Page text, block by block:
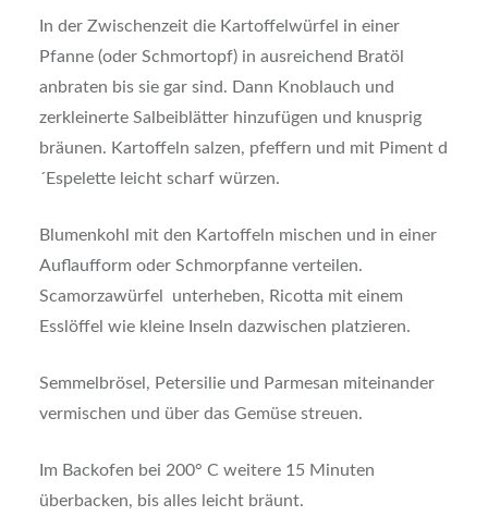
In der Zwischenzeit die Kartoffelwürfel in einer
Pfanne (oder Schmortopf) in ausreichend Bratöl
anbraten bis sie gar sind. Dann Knoblauch und
zerkleinerte Salbeiblätter hinzufügen und knusprig
bräunen. Kartoffeln salzen, pfeffern und mit Piment d
´Espelette leicht scharf würzen.
Blumenkohl mit den Kartoffeln mischen und in einer
Auflaufform oder Schmorpfanne verteilen.
Scamorzawürfel unterheben, Ricotta mit einem
Esslöffel wie kleine Inseln dazwischen platzieren.
Semmelbrösel, Petersilie und Parmesan miteinander
vermischen und über das Gemüse streuen.
Im Backofen bei 200° C weitere 15 Minuten
überbacken, bis alles leicht bräunt.